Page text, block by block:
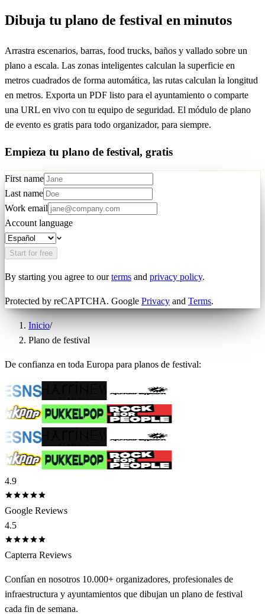
Dibuja tu plano de festival en minutos
Arrastra escenarios, barras, food trucks, baños y vallado sobre un
plano a escala. Las zonas inteligentes calculan la superficie en
metros cuadrados de forma automática, las rutas calculan la longitud
en metros. Exporta un PDF listo para el ayuntamiento o comparte
una URL en vivo con tu equipo de seguridad. El módulo de plano
de evento es gratis para todo organizador, para siempre.
Empieza tu plano de festival, gratis
First name
Last name
Work email
Account language
Start for free
By starting you agree to our terms and privacy policy.
Protected by reCAPTCHA. Google Privacy and Terms.
Inicio/
Plano de festival
De confianza en toda Europa para planos de festival:
4.9
Google Reviews
4.5
Capterra Reviews
Confían en nosotros 10.000+ organizadores, profesionales de
infraestructura y ayuntamientos que dibujan un plano de festival
cada fin de semana.